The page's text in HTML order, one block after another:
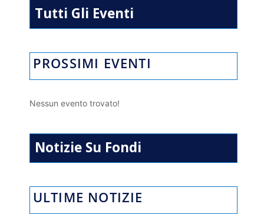
p k
Tutti Gli Eventi
PROSSIMI EVENTI
Nessun evento trovato!
Notizie Su Fondi
ULTIME NOTIZIE